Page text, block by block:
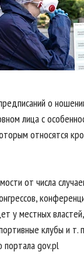
о
лица с
относятся
от числа
у местных
клубы и т.
портала gov.pl